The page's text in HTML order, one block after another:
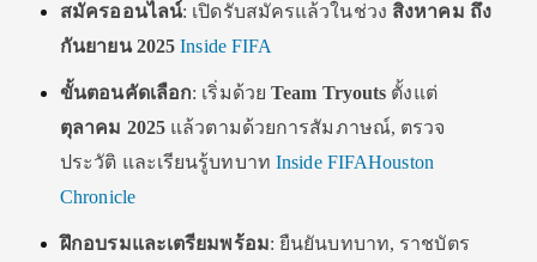
สมัครออนไลน์: เปิดรับสมัครแล้วในช่วง สิงหาคม ถึง
กันยายน 2025 Inside FIFA
ขั้นตอนคัดเลือก: เริ่มด้วยTeam Tryouts ตั้งแต่
ตุลาคม 2025 แล้วตามด้วยการสัมภาษณ์, ตรวจ
ประวัติ และเรียนรู้บทบาท Inside FIFAHouston
Chronicle
ฝึกอบรมและเตรียมพร้อม: ยืนยันบทบาท, ราชบัตร